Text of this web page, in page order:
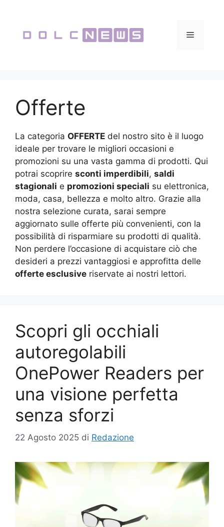
contenuto
Menu
Offerte
La categoria OFFERTE del nostro sito è il luogo
ideale per trovare le migliori occasioni e
promozioni su una vasta gamma di prodotti. Qui
potrai scoprire sconti imperdibili, saldi
stagionali e promozioni speciali su elettronica,
moda, casa, bellezza e molto altro. Grazie alla
nostra selezione curata, sarai sempre
aggiornato sulle offerte più convenienti, con la
possibilità di risparmiare su prodotti di qualità.
Non perdere l’occasione di acquistare ciò che
desideri a prezzi vantaggiosi e approfitta delle
offerte esclusive riservate ai nostri lettori.
Scopri gli occhiali
autoregolabili
OnePower Readers per
una visione perfetta
senza sforzi
22 Agosto 2025 di Redazione